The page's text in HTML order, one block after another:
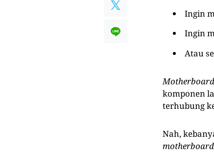
Ingin
Ingin
Atau
Motherboard
komponen
terhubung
Nah,
motherboard